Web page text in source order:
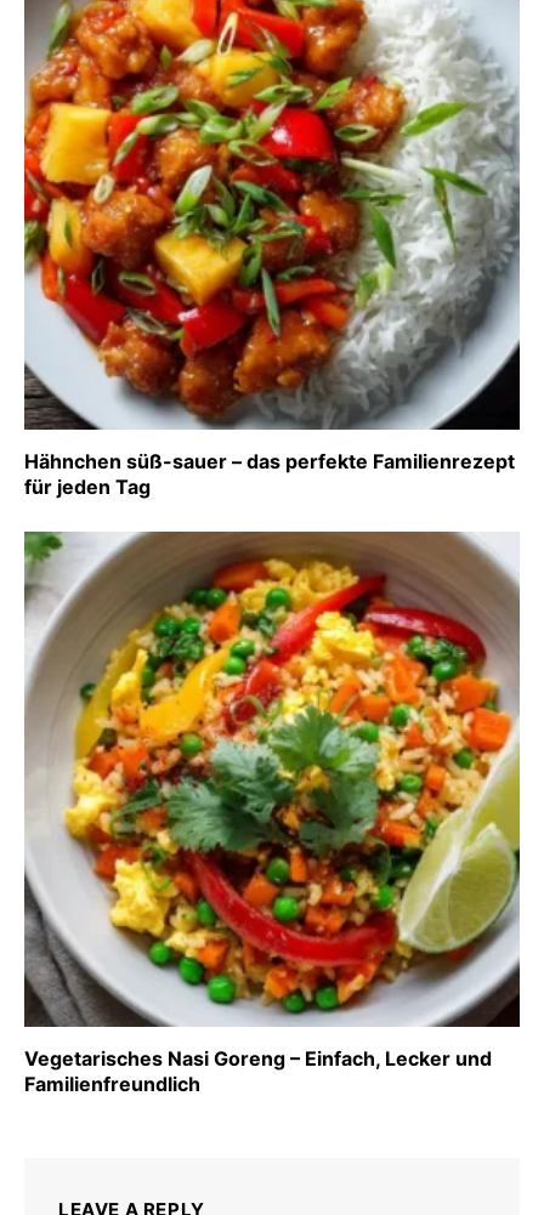
Hähnchen süß-sauer – das perfekte Familienrezept
für jeden Tag
Vegetarisches Nasi Goreng – Einfach, Lecker und
Familienfreundlich
LEAVE A REPLY